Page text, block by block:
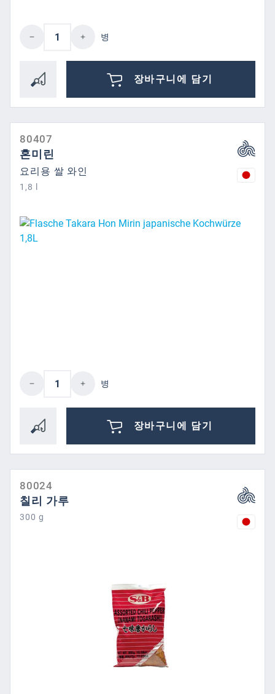
제품 수량: 원하는 값을 입력하거나 버튼
병
장바구니에 담기
80407
혼미린
요리용 쌀 와인
1,8 l
제품 수량: 원하는 값을 입력하거나 버튼
병
장바구니에 담기
80024
칠리 가루
300 g